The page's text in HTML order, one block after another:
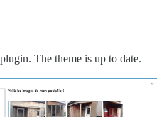
The theme is up to date.